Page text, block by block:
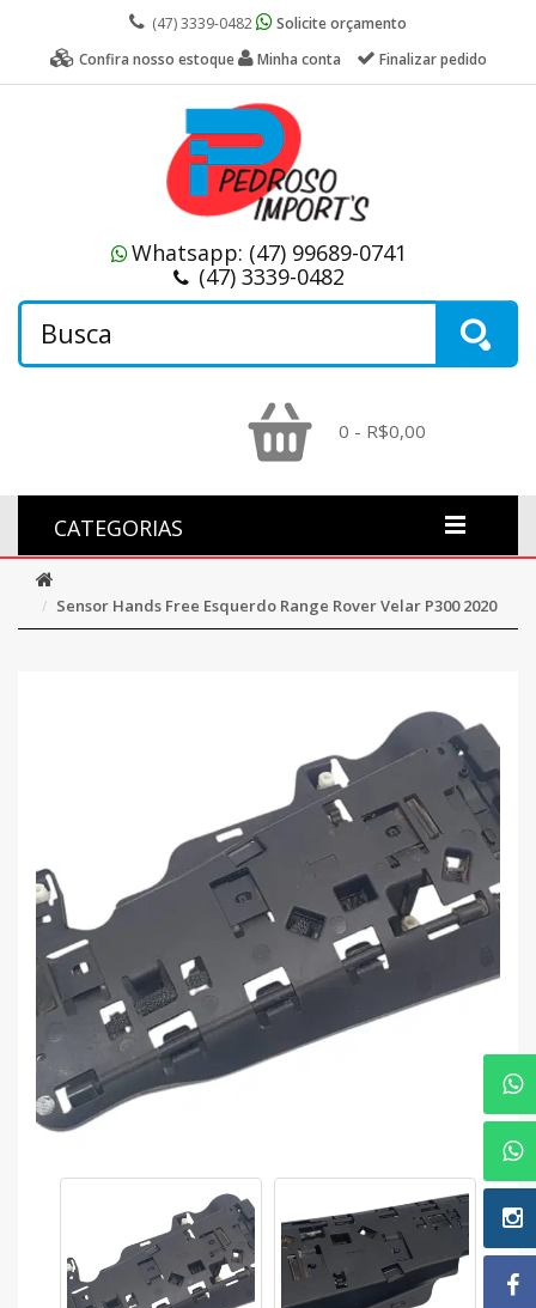
(47) 3339-0482
Solicite orçamento
Confira nosso estoque
Minha conta Finalizar pedido
Whatsapp: (47) 99689-0741
(47) 3339-0482
0 - R$0,00
CATEGORIAS
Sensor Hands Free Esquerdo Range Rover Velar P300 2020